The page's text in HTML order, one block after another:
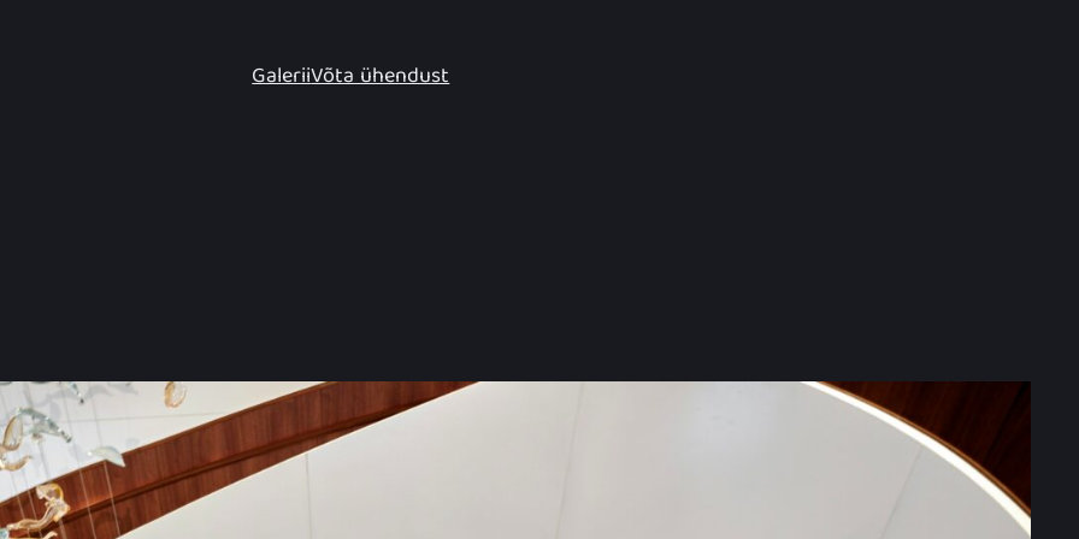
GaleriiVõta ühendust